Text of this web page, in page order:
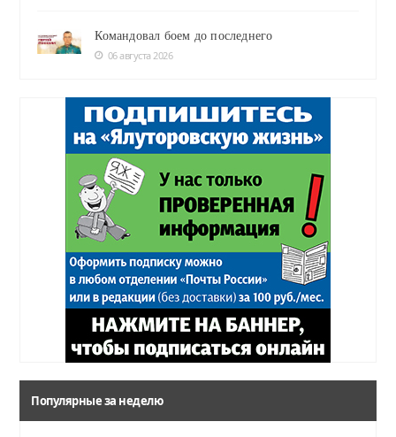
Командовал боем до последнего
06 августа 2026
Популярные за неделю